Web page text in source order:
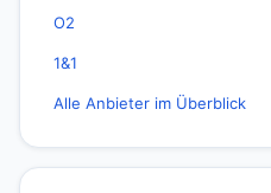
O2
1&1
Alle Anbieter im Überblick